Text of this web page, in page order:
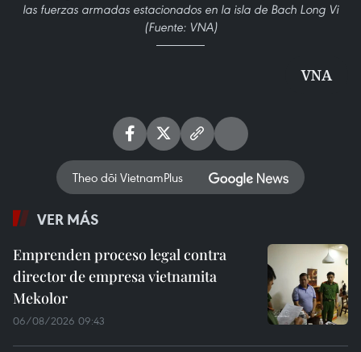
las fuerzas armadas estacionados en la isla de Bach Long Vi
(Fuente: VNA)
VNA
Theo dõi VietnamPlus
VER MÁS
Emprenden proceso legal contra
director de empresa vietnamita
Mekolor
06/08/2026 09:43